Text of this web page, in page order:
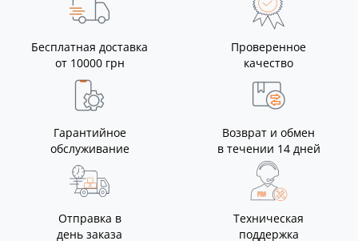
Бесплатная доставка
от 10000 грн
Проверенное
качество
Гарантийное
обслуживание
Возврат и обмен
в течении 14 дней
Отправка в
день заказа
Техническая
поддержка